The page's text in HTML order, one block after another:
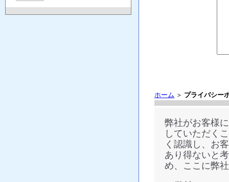
ホーム ＞ プライバシー
弊社がお客様
していただく
く認識し、お
あり得ないと
め、ここに弊